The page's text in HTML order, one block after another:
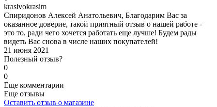
krasivokrasim
Спиридонов Алексей Анатольевич, Благодарим Вас за
оказанное доверие, такой приятный отзыв о нашей работе -
это то, ради чего хочется работать еще лучше! Будем рады
видеть Вас снова в числе наших покупателей!
21 июня 2021
Полезный отзыв?
0
0
Еще комментарии
Еще отзывы
Оставить отзыв о магазине